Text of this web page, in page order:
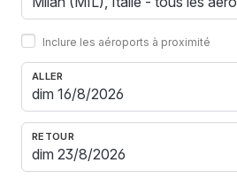
Inclure les aéroports à proximité
ALLER
RETOUR